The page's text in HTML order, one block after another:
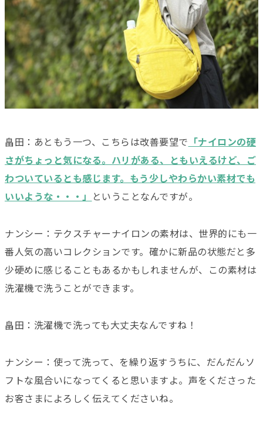
畠田：あともう一つ、こちらは改善要望で 「ナイロンの硬
さがちょっと気になる。ハリがある、ともいえるけど、ご
わついているとも感じます。もう少しやわらかい素材でも
いいような・・・」
ということなんですが。
ナンシー：テクスチャーナイロンの素材は、世界的にも一
番人気の高いコレクションです。確かに新品の状態だと多
少硬めに感じることもあるかもしれませんが、この素材は
洗濯機で洗うことができます。
畠田：洗濯機で洗っても大丈夫なんですね！
ナンシー：使って洗って、を繰り返すうちに、だんだんソ
フトな風合いになってくると思いますよ。声をくださった
お客さまによろしく伝えてくださいね。